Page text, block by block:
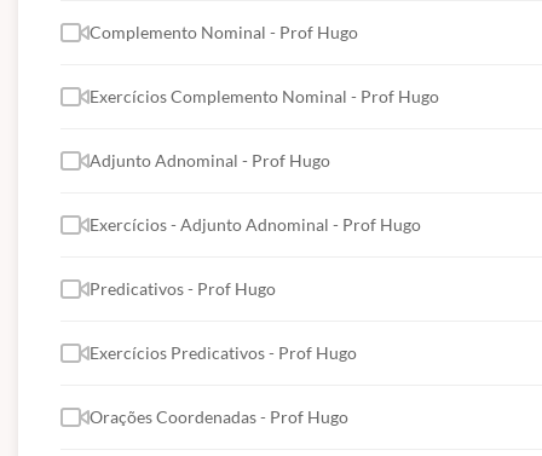
Complemento Nominal - Prof Hugo
Exercícios Complemento Nominal - Prof Hugo
Adjunto Adnominal - Prof Hugo
Exercícios - Adjunto Adnominal - Prof Hugo
Predicativos - Prof Hugo
Exercícios Predicativos - Prof Hugo
Orações Coordenadas - Prof Hugo